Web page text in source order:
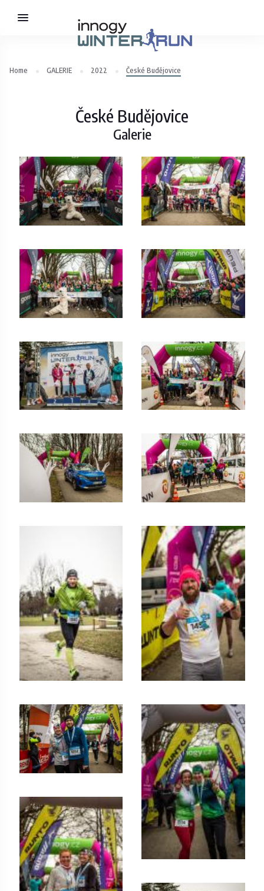
Home GALERIE 2022 České Budějovice
České Budějovice
Galerie